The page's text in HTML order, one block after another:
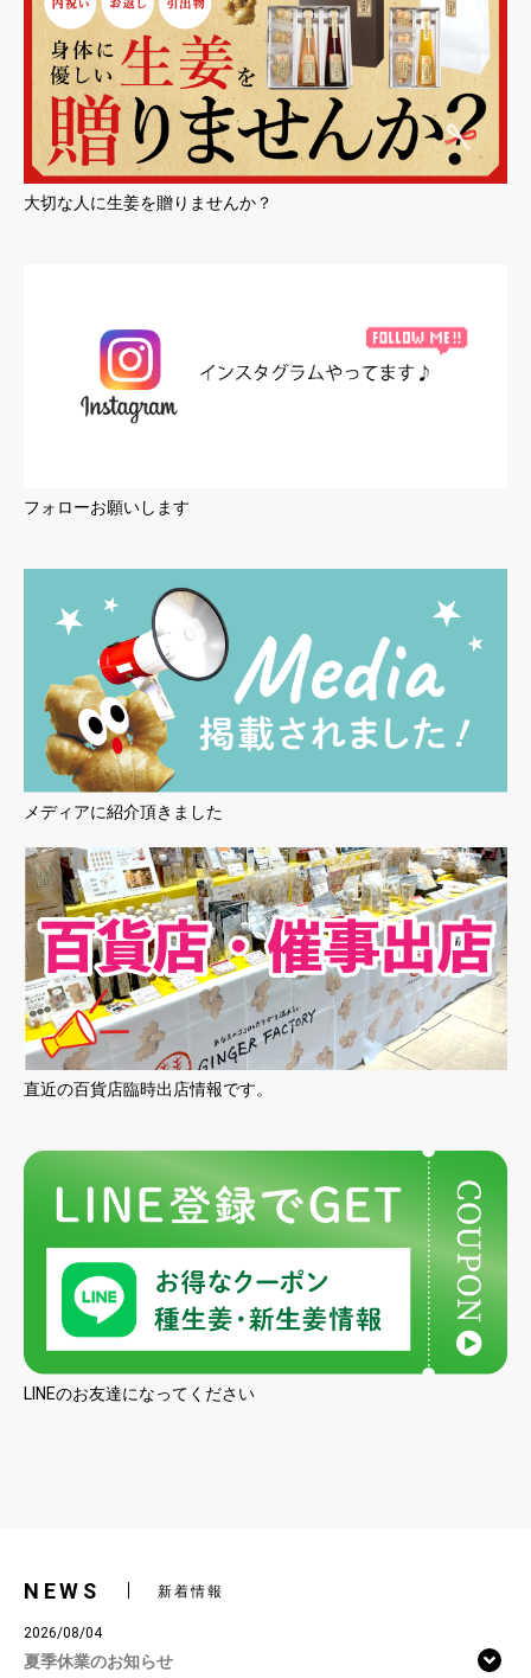
大切な人に生姜を贈りませんか？
フォローお願いします
メディアに紹介頂きました
直近の百貨店臨時出店情報です。
LINEのお友達になってください
NEWS 新着情報
2026/08/04
夏季休業のお知らせ